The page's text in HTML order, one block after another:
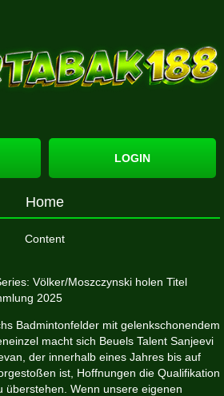
LOGIN
Home
Content
Völker/Moszczynski holen Titel
2025
Badmintonfelder mit gelenkschonendem
macht sich Beuels Talent Sanjeevi
der innerhalb eines Jahres bis auf
ist, Hoffnungen die Qualifikation
überstehen. Wenn unsere eigenen